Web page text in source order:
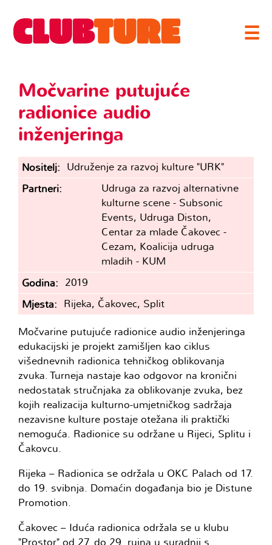
☰
Močvarine putujuće
radionice audio
inženjeringa
Nositelj
Udruženje za razvoj kulture "URK"
Partneri
Udruga za razvoj alternativne
kulturne scene - Subsonic
Events, Udruga Diston,
Centar za mlade Čakovec -
Cezam, Koalicija udruga
mladih - KUM
Godina
2019
Mjesta
Rijeka, Čakovec, Split
Močvarine putujuće radionice audio inženjeringa
edukacijski je projekt zamišljen kao ciklus
višednevnih radionica tehničkog oblikovanja
zvuka. Turneja nastaje kao odgovor na kronični
nedostatak stručnjaka za oblikovanje zvuka, bez
kojih realizacija kulturno-umjetničkog sadržaja
nezavisne kulture postaje otežana ili praktički
nemoguća. Radionice su održane u Rijeci, Splitu i
Čakovcu.
Rijeka – Radionica se održala u OKC Palach od 17.
do 19. svibnja. Domaćin događanja bio je Distune
Promotion.
Čakovec – Iduća radionica održala se u klubu